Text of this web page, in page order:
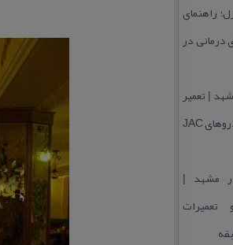
راهنمای
درمانی در
| تعمیر
تخصصی و عیب‌یابی خودروهای JAC
مشهد |